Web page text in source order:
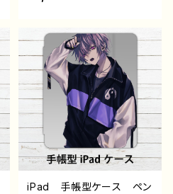
ール エモい 病みかわい
銀髪 白髪 ピアス 少
年 メンズ アイパッドカバ
ー 個性的 おすすめ 人
気 イラストレーター クリ
エイター 絵師 オリジナ
ル デザイン グッズ タイ
トル：黒野京 デザイン67
作：黒野京
iPad 手帳型ケース ペン